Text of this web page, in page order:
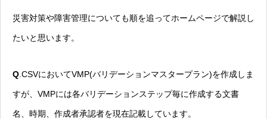
災害対策や障害管理についても順を追ってホームページで解説し
たいと思います。
Q .CSVにおいてVMP(バリデーションマスタープラン)を作成しま
すが、VMPには各バリデーションステップ毎に作成する文書
名、時期、作成者承認者を現在記載しています。